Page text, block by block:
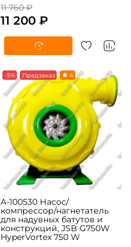
11 760 ₽
11 200 ₽
-5% Предзаказ 4
A-100530 Насос/
компрессор/нагнетатель
для надувных батутов и
конструкций, JSB G750W
HyperVortex 750 W